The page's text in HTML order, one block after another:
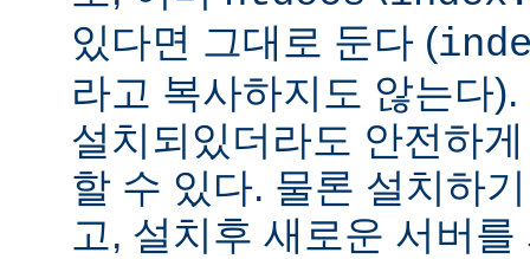
있다면 그대로 둔다 (
라고 복사하지도 않는다
설치되있더라도 안전하
할 수 있다. 물론 설치하
고, 설치후 새로운 서버